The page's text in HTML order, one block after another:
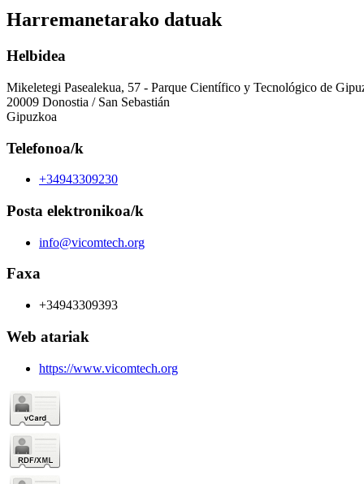
Harremanetarako datuak
Helbidea
Mikeletegi Pasealekua, 57 - Parque Científico y Tecnológico de
20009 Donostia / San Sebastián
Gipuzkoa
Telefonoa/k
+34943309230
Posta elektronikoa/k
info@vicomtech.org
Faxa
+34943309393
Web atariak
https://www.vicomtech.org